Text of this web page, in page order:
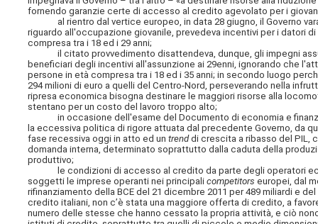
fornendo garanzie certe di accesso al credito agevolato per i
al rientro dal vertice europeo, in data 28 giugno, il Governo
riguardo all'occupazione giovanile, prevedeva incentivi per i datori
compresa tra i 18 ed i 29 anni;
il citato provvedimento disattendeva, dunque, gli impegni
beneficiari degli incentivi all'assunzione ai 29enni, ignorando che
persone in età compresa tra i 18 ed i 35 anni; in secondo luogo
294 milioni di euro a quelli del Centro-Nord, perseverando nella
ripresa economica bisogna destinare le maggiori risorse alla
stentano per un costo del lavoro troppo alto;
in occasione dell'esame del Documento di economia e finanza
la eccessiva politica di rigore attuata dal precedente Governo, da
fase recessiva oggi in atto ed untrenddi crescita a ribasso del PIL,
domanda interna, determinato soprattutto dalla caduta della
produttivo;
le condizioni di accesso al credito da parte degli operatori
soggetti le imprese operanti nei principalicompetitors europei, dal
rifinanziamento della BCE del 21 dicembre 2011 per 489 miliardi e
credito italiani, non c’è stata una maggiore offerta di credito, a
numero delle stesse che hanno cessato la propria attività, e ciò